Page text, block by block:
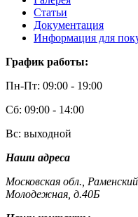
Статьи
Документация
Информация для
График работы:
Пн-Пт: 09:00 - 19:00
Сб: 09:00 - 14:00
Вс: выходной
Наши адреса
Московская обл.,
Молодежная, д.40Б